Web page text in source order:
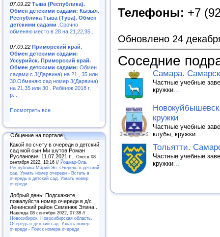
07.09.22 Тыва (Республика).
Обмен детскими садами: Кызыл.
Республика Тыва (Тува). Обмен
детскими садами .Срочно
обменяю место в 28 на 21,22,35...
07.09.22 Приморский край.
Обмен детскими садами:
Уссурийск. Приморский край.
Обмен детскими садами: Обмен
садами с 3(Дарвина) на 21 , 35 или
30.Обменяю сад номер 3(Дарвина)
на 21,35 или 30 . Ребёнок 2018 г,
р...
Посмотреть все
Общение на портале
Какой по счету в очереди в детский
сад мой сын Ми шутов Роман
Русланович 11.07.2021 г... Олеся 08
сентября 2022, 10:16 // Йошкар-Ола.
Республика Марий Эл. Очередь в детский
сад. Узнать номер очереди - Встать в
очередь в детский сад. Узнать номер
очереди
Добрый день! Подскажите,
пожалуйста номер очереди в д/с
Ленинский район Семенюк Элина..
Надежда 08 сентября 2022, 07:38 //
Новосибирск. Новосибирская область.
Очередь в детский сад. Узнать номер
очереди - Поиск номера очереди
Телефоны: +7
Обновлено 24
Соседние
Самара.
Частные учебные
кружки...
кружки
Частные учебные
клубы, кружки...
Тольятти.
Частные учебные
кружки...